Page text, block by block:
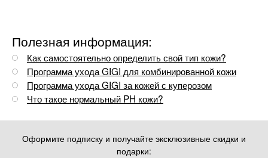
Полезная информация:
Как самостоятельно определить свой тип кожи?
Программа ухода GIGI для комбинированной кожи
Программа ухода GIGI за кожей с куперозом
Что такое нормальный PH кожи?
Оформите подписку и получайте эксклюзивные скидки и
подарки: